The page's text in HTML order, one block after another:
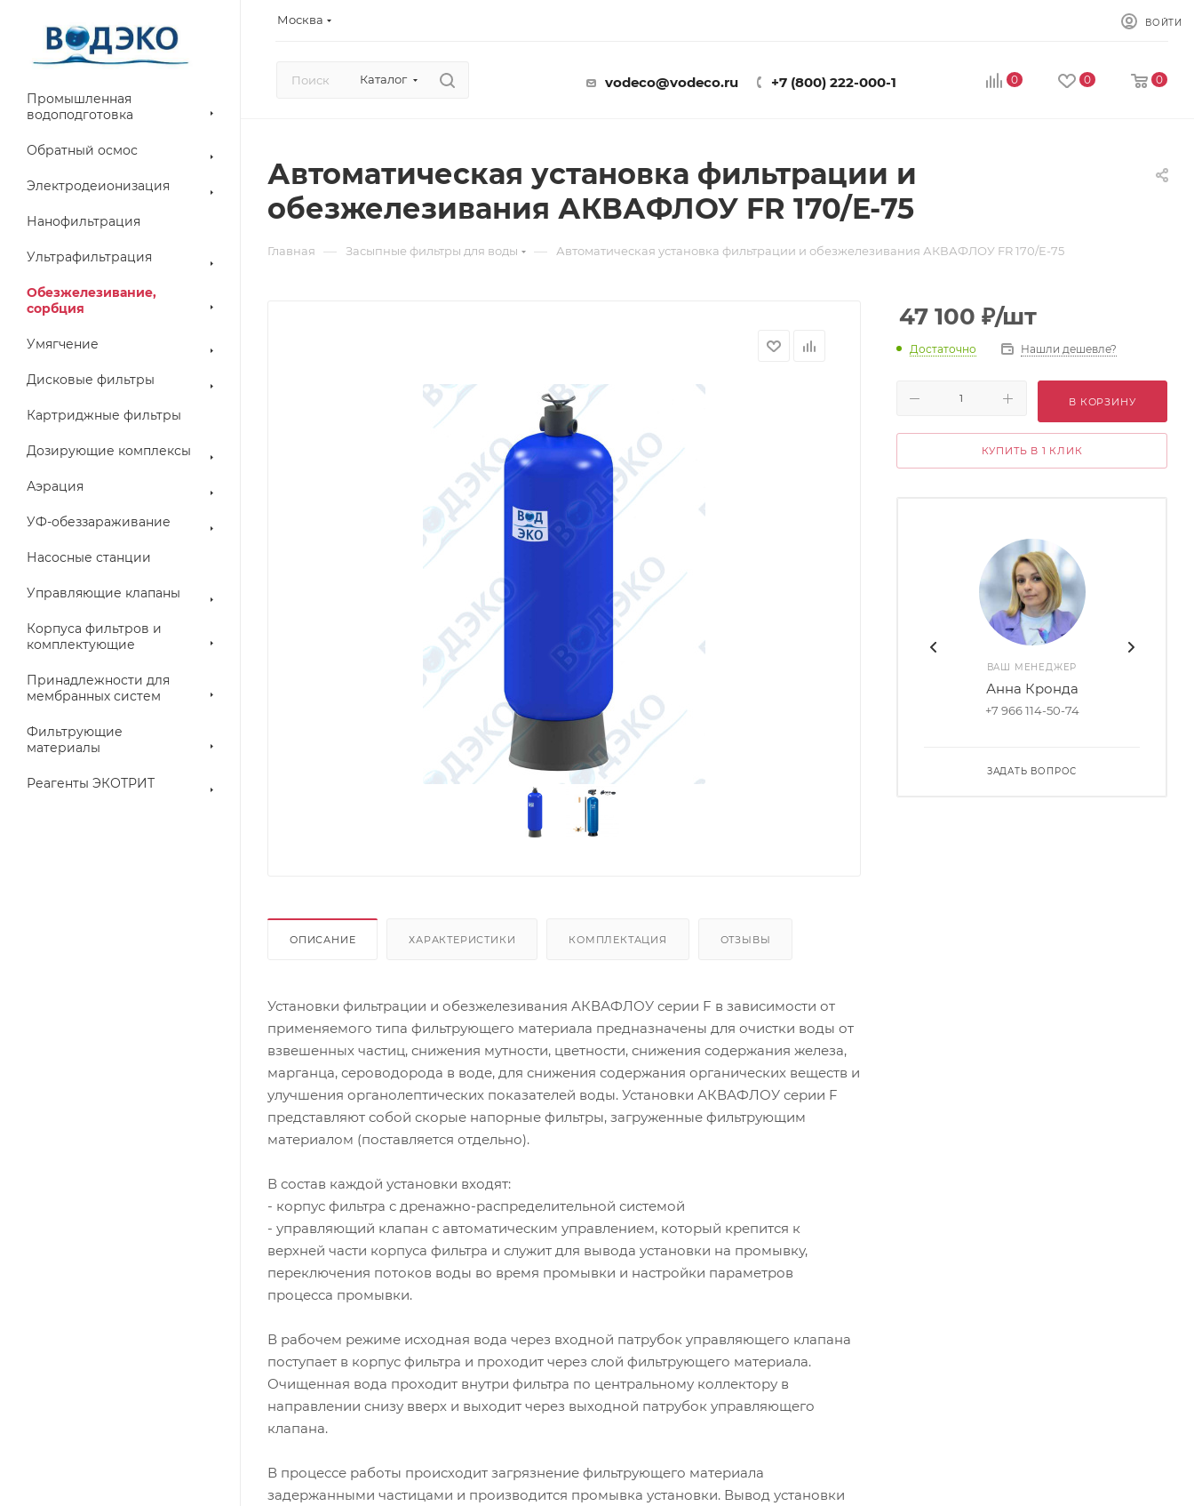
Москва ВОЙТИ
Каталог vodeco@vodeco.ru +7 (800) 222-000-1 0 0 0
Промышленная
водоподготовка
Обратный осмос
Электродеионизация
Нанофильтрация
Ультрафильтрация
Обезжелезивание,
сорбция
Умягчение
Дисковые фильтры
Картриджные фильтры
Дозирующие комплексы
Аэрация
УФ-обеззараживание
Насосные станции
Управляющие клапаны
Корпуса фильтров и
комплектующие
Принадлежности для
мембранных систем
Фильтрующие
материалы
Реагенты ЭКОТРИТ
Автоматическая установка фильтрации и
обезжелезивания АКВАФЛОУ FR 170/E-75
Главная — Засыпные фильтры для воды — Автоматическая установка фильтрации и обезжелезивания АКВАФЛОУ FR 170/E-75
ОПИСАНИЕ ХАРАКТЕРИСТИКИ КОМПЛЕКТАЦИЯ ОТЗЫВЫ
Установки фильтрации и обезжелезивания АКВАФЛОУ серии F в зависимости от
применяемого типа фильтрующего материала предназначены для очистки воды от
взвешенных частиц, снижения мутности, цветности, снижения содержания железа,
марганца, сероводорода в воде, для снижения содержания органических веществ и
улучшения органолептических показателей воды. Установки АКВАФЛОУ серии F
представляют собой скорые напорные фильтры, загруженные фильтрующим
материалом (поставляется отдельно).
В состав каждой установки входят:
- корпус фильтра с дренажно-распределительной системой
- управляющий клапан с автоматическим управлением, который крепится к
верхней части корпуса фильтра и служит для вывода установки на промывку,
переключения потоков воды во время промывки и настройки параметров
процесса промывки.
В рабочем режиме исходная вода через входной патрубок управляющего клапана
поступает в корпус фильтра и проходит через слой фильтрующего материала.
Очищенная вода проходит внутри фильтра по центральному коллектору в
направлении снизу вверх и выходит через выходной патрубок управляющего
клапана.
В процессе работы происходит загрязнение фильтрующего материала
задержанными частицами и производится промывка установки. Вывод установки
47 100 ₽/шт
Достаточно Нашли дешевле?
В КОРЗИНУ
КУПИТЬ В 1 КЛИК
ВАШ МЕНЕДЖЕР
Анна Кронда
+7 966 114-50-74
ЗАДАТЬ ВОПРОС